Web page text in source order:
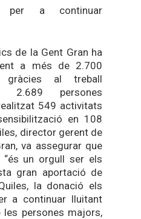
per a continuar
de la Gent Gran ha
a més de 2.700
gràcies al treball
2.689 persones
549 activitats
en 108
director gerent de
va assegurar que
“és un orgull ser els
gran aportació de
la donació els
a continuar lluitant
persones majors,